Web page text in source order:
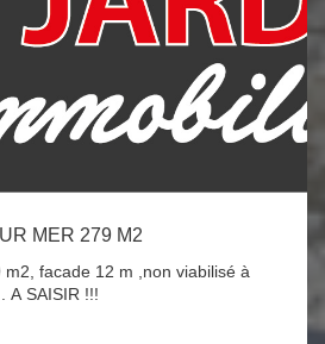
MER 279 M2
facade 12 m ,non viabilisé à
A SAISIR !!!